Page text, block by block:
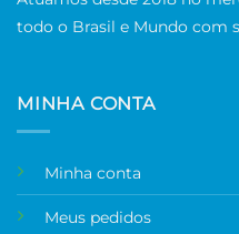
todo o Brasil e Mundo com
MINHA CONTA
Minha conta
Meus pedidos